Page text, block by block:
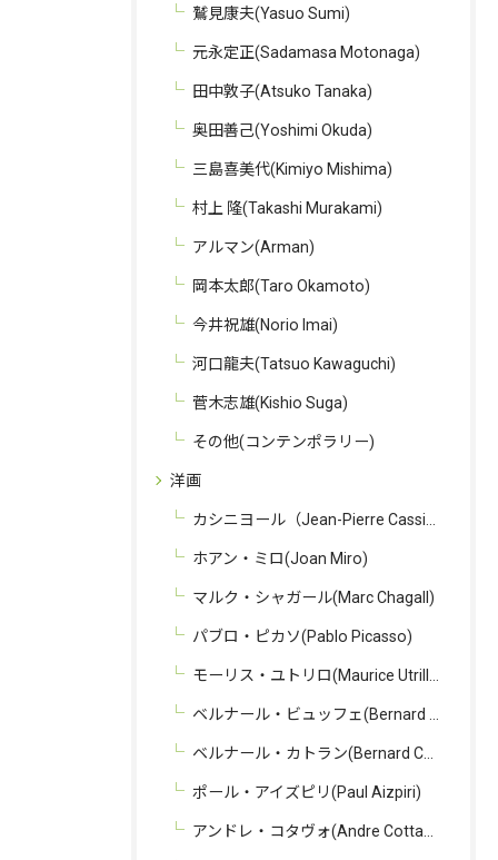
鷲見康夫(Yasuo Sumi)
元永定正(Sadamasa Motonaga)
田中敦子(Atsuko Tanaka)
奥田善己(Yoshimi Okuda)
三島喜美代(Kimiyo Mishima)
村上 隆(Takashi Murakami)
アルマン(Arman)
岡本太郎(Taro Okamoto)
今井祝雄(Norio Imai)
河口龍夫(Tatsuo Kawaguchi)
菅木志雄(Kishio Suga)
その他(コンテンポラリー)
洋画
カシニヨール（Jean-Pierre Cassigneul）
ホアン・ミロ(Joan Miro)
マルク・シャガール(Marc Chagall)
パブロ・ピカソ(Pablo Picasso)
モーリス・ユトリロ(Maurice Utrillo)
ベルナール・ビュッフェ(Bernard Buffet)
ベルナール・カトラン(Bernard Cathelin)
ポール・アイズピリ(Paul Aizpiri)
アンドレ・コタヴォ(Andre Cottavoz)